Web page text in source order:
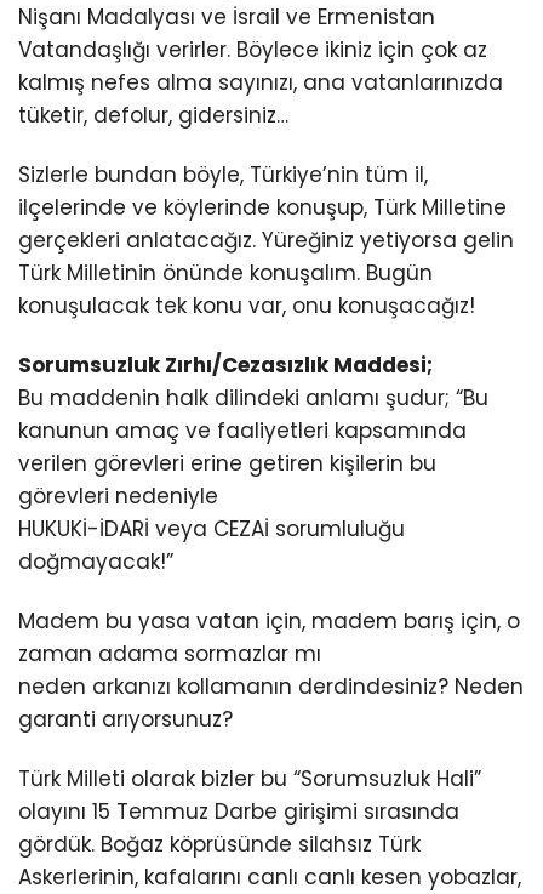
Nişanı Madalyası ve İsrail ve Ermenistan
Vatandaşlığı verirler. Böylece ikiniz için çok az
kalmış nefes alma sayınızı, ana vatanlarınızda
tüketir, defolur, gidersiniz…
Sizlerle bundan böyle, Türkiye’nin tüm il,
ilçelerinde ve köylerinde konuşup, Türk Milletine
gerçekleri anlatacağız. Yüreğiniz yetiyorsa gelin
Türk Milletinin önünde konuşalım. Bugün
konuşulacak tek konu var, onu konuşacağız!
Sorumsuzluk Zırhı/Cezasızlık Maddesi;
Bu maddenin halk dilindeki anlamı şudur; “Bu
kanunun amaç ve faaliyetleri kapsamında
verilen görevleri erine getiren kişilerin bu
görevleri nedeniyle
HUKUKİ-İDARİ veya CEZAİ sorumluluğu
doğmayacak!”
Madem bu yasa vatan için, madem barış için, o
zaman adama sormazlar mı
neden arkanızı kollamanın derdindesiniz? Neden
garanti arıyorsunuz?
Türk Milleti olarak bizler bu “Sorumsuzluk Hali”
olayını 15 Temmuz Darbe girişimi sırasında
gördük. Boğaz köprüsünde silahsız Türk
Askerlerinin, kafalarını canlı canlı kesen yobazlar,